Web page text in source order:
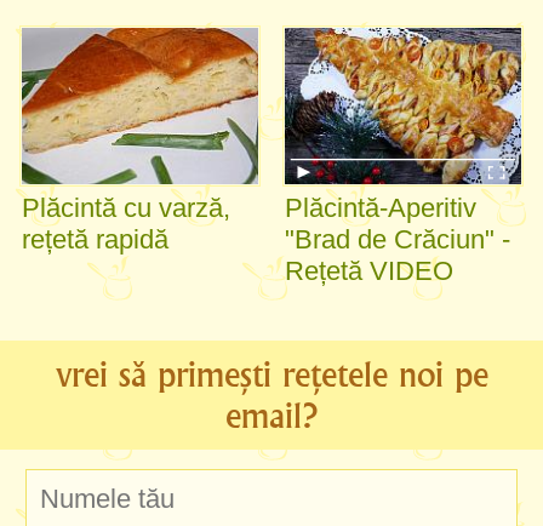
Plăcintă cu varză,
rețetă rapidă
Plăcintă-Aperitiv
"Brad de Crăciun" -
Rețetă VIDEO
vrei să primești rețetele noi pe
email?